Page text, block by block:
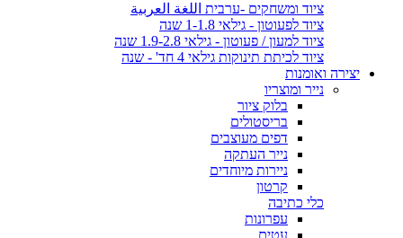
ציוד ומשחקים -ערבית اللغة العربية
ציוד לפעוטון - גילאי 1-1.8 שנה
ציוד למעון / פעוטון - גילאי 1.9-2.8 שנה
ציוד לכיתת תינוקות גילאי 4 חד' - שנה
יצירה ואומנות
נייר ומוצריו
בלוק ציור
בריסטולים
דפים מעוצבים
נייר העתקה
ניירות מיוחדים
קרטון
כלי כתיבה
עפרונות
עטים